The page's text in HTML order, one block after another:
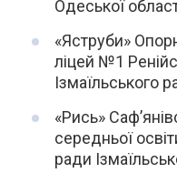
Одеської
«Яструби»
ліцей №1
Ізмаїльського
«Рись»
середньої
ради